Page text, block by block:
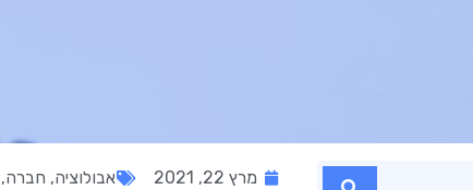
מרץ 22, 2021 אבולוציה, חברה,